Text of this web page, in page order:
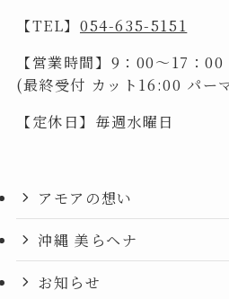
【TEL】 054-635-5151
【営業時間】9：00～17：00
(最終受付 カット16:00 パー
【定休日】毎週水曜日
アモアの想い
沖縄 美らヘナ
お知らせ